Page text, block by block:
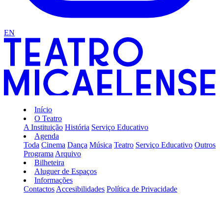
EN
Início
O Teatro
A Instituição História Serviço Educativo
Agenda
Toda Cinema Dança Música Teatro Serviço Educativo Outros
Programa Arquivo
Bilheteira
Aluguer de Espaços
Informações
Contactos Accesibilidades Política de Privacidade